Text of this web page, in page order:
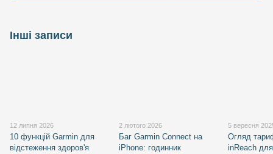
Інші записи
12 липня 2026
10 функцій Garmin для
відстеження здоров'я
2 лютого 2026
Баг Garmin Connect на
iPhone: годинник
5 вересня
Огляд
inReach